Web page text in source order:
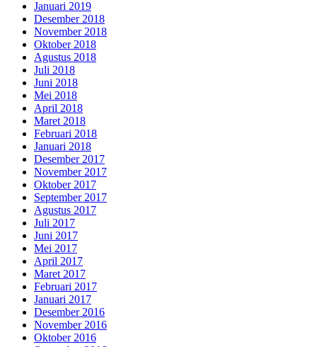
Januari 2019
Desember 2018
November 2018
Oktober 2018
Agustus 2018
Juli 2018
Juni 2018
Mei 2018
April 2018
Maret 2018
Februari 2018
Januari 2018
Desember 2017
November 2017
Oktober 2017
September 2017
Agustus 2017
Juli 2017
Juni 2017
Mei 2017
April 2017
Maret 2017
Februari 2017
Januari 2017
Desember 2016
November 2016
Oktober 2016